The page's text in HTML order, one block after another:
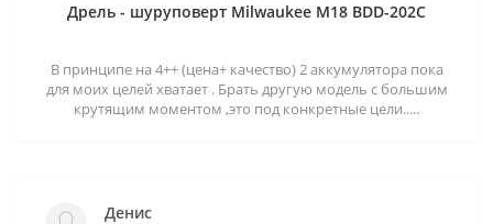
Дрель - шуруповерт Milwaukee M18 BDD-202C
В принципе на 4++ (цена+ качество) 2 аккумулятора пока
для моих целей хватает . Брать другую модель с большим
крутящим моментом ,это под конкретные цели.....
Денис